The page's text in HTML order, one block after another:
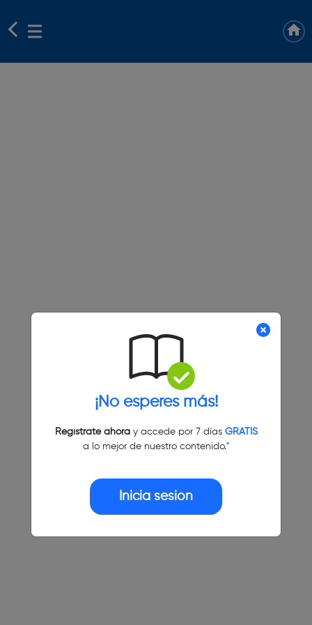
¡No esperes más!
Regístrate ahoray accede por 7 días GRATIS
a lo mejor de nuestro contenido."
Inicia sesión